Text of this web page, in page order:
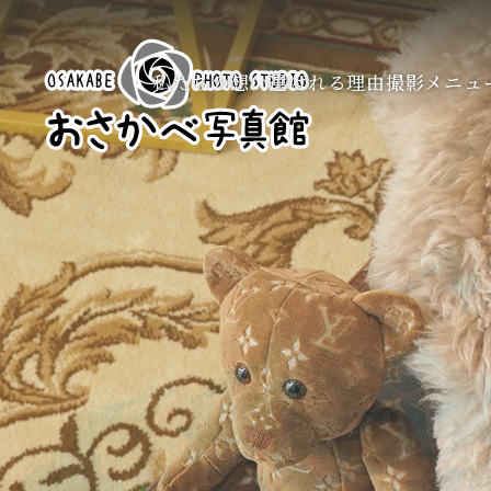
私たちの想い選ばれる理由撮影メニュ